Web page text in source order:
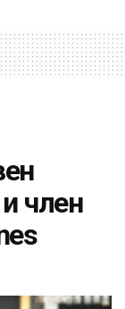
член